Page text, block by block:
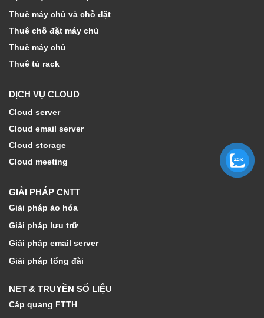
Thuê máy chủ và chỗ đặt
Thuê chỗ đặt máy chủ
Thuê máy chủ
Thuê tủ rack
DỊCH VỤ CLOUD
Cloud server
Cloud email server
Cloud storage
Cloud meeting
GIẢI PHÁP CNTT
Giải pháp ảo hóa
Giải pháp lưu trữ
Giải pháp email server
Giải pháp tổng đài
NET & TRUYỀN SỐ LIỆU
Cáp quang FTTH